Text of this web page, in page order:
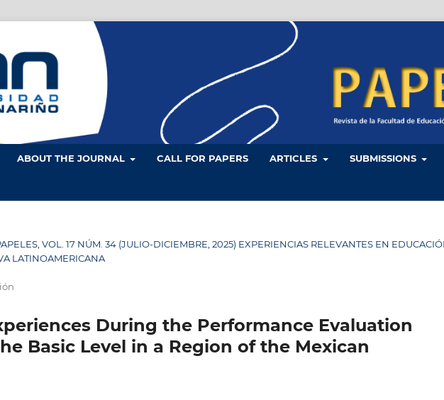
ABOUT THE JOURNAL CALL FOR PAPERS ARTICLES SUBMISSIONS
VOL. 17 NÚM. 34 (JULIO-DICIEMBRE, 2025) EXPERIENCIAS RELEVANTES EN
LATINOAMERICANA
During the Performance Evaluation
Basic Level in a Region of the Mexican